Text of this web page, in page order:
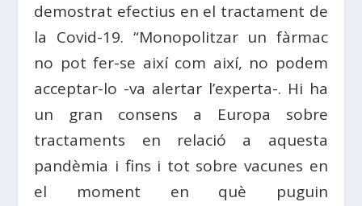
demostrat efectius en el tractament de
la Covid-19. “Monopolitzar un fàrmac
no pot fer-se així com així, no podem
acceptar-lo -va alertar l’experta-. Hi ha
un gran consens a Europa sobre
tractaments en relació a aquesta
pandèmia i fins i tot sobre vacunes en
el moment en què puguin